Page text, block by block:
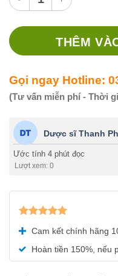
THÊM
Gọi ngay Hotline:
(Tư vấn miễn phí - Thời
Dược sĩ Thanh
Ước tính 4 phút đọc
Lượt xem: 0
hạng5.00
5 sao
Cam kết chính hãng
Hoàn tiền 150%, nếu